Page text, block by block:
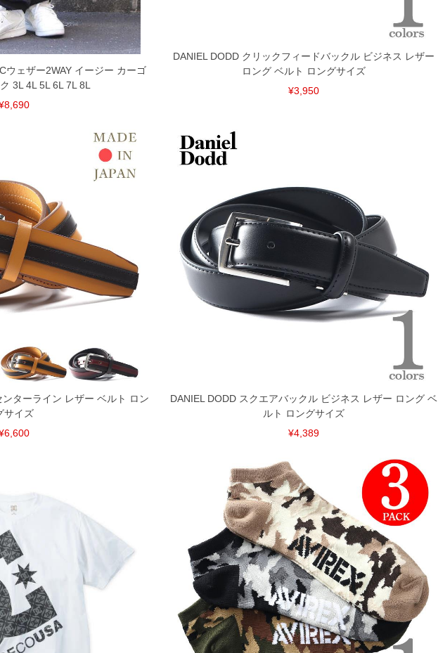
上げ無料対象商品は1本につき税込6,000円以上の品
500円+税）となります。）
く場合がございます。
います。(例：裾にファスナーや調節ひもが付いて
)
、返品交換不可とさせて頂いております。予めご了
ウェザー2WAY イージー カーゴ
3L 4L 5L 6L 7L 8L
DANIEL DODD クリックフィードバックル ビジネス レザー
ロング ベルト ロングサイズ
¥3,950
ターライン レザー ベルト ロン
サイズ
DANIEL DODD スクエアバックル ビジネス レザー ロング ベ
ルト ロングサイズ
¥4,389